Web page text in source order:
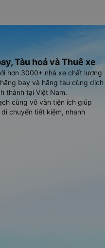
Tàu hoả và Thuê xe
hơn 3000+ nhà xe chất lượng
bay và hãng tàu cùng dịch
thành tại Việt Nam.
cùng vô vàn tiện ích giúp
chuyển tiết kiệm, nhanh